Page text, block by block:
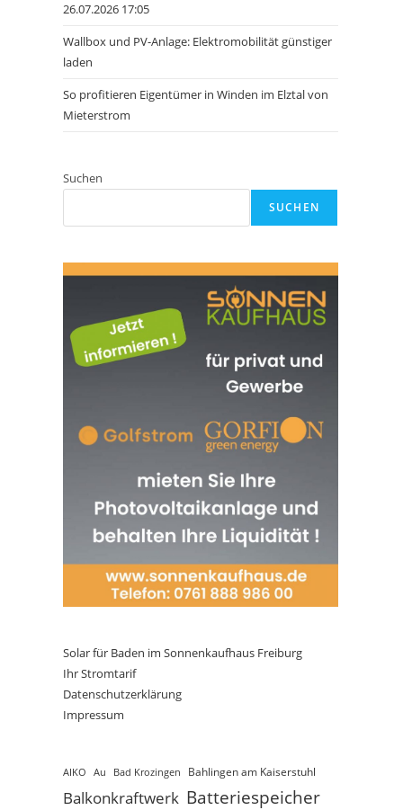
26.07.2026 17:05
Wallbox und PV-Anlage: Elektromobilität günstiger
laden
So profitieren Eigentümer in Winden im Elztal von
Mieterstrom
Suchen
SUCHEN
Solar für Baden im Sonnenkaufhaus Freiburg
Ihr Stromtarif
Datenschutzerklärung
Impressum
AIKO Au Bad Krozingen Bahlingen am Kaiserstuhl
Balkonkraftwerk Batteriespeicher